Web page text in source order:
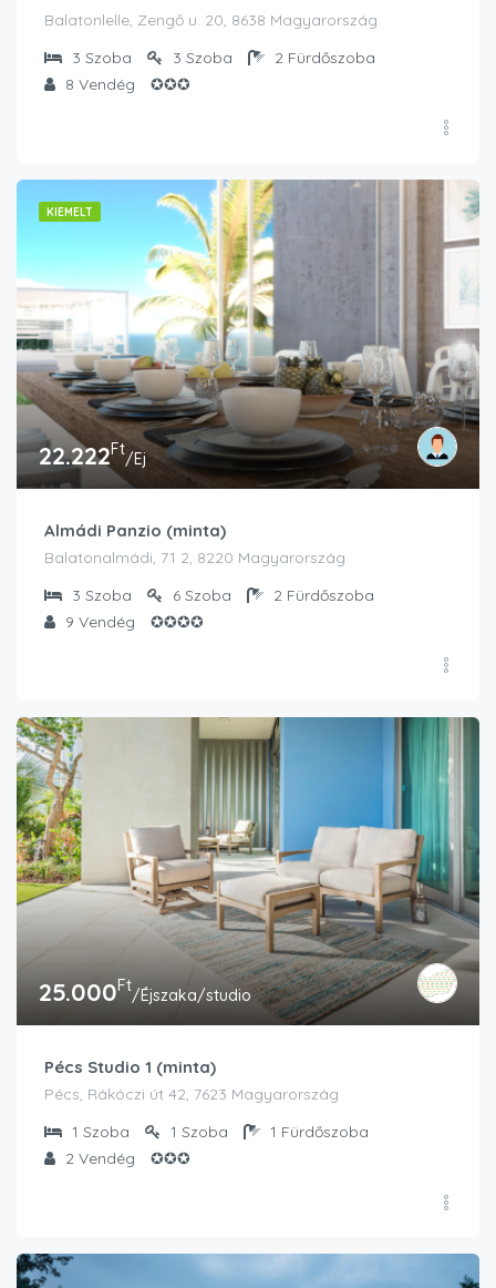
Balatonlelle, Zengő u. 20, 8638 Magyarország
3 Szoba 3 Szoba 2 Fürdőszoba
8 Vendég ✪✪✪
KIEMELT
22.222Ft/Ej
Almádi Panzio (minta)
Balatonalmádi, 71 2, 8220 Magyarország
3 Szoba 6 Szoba 2 Fürdőszoba
9 Vendég ✪✪✪✪
25.000Ft/Éjszaka/studio
Pécs Studio 1 (minta)
Pécs, Rákóczi út 42, 7623 Magyarország
1 Szoba 1 Szoba 1 Fürdőszoba
2 Vendég ✪✪✪